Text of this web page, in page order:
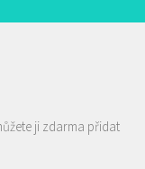
ji zdarma přidat